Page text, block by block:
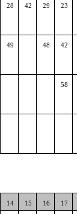
28 42 29 23
49 48 42
58
14 15 16 17